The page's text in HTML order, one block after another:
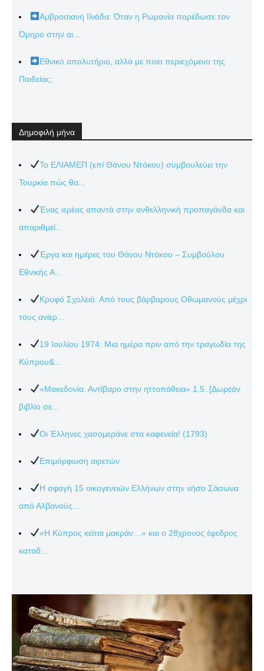
Αμβροσιανή Ιλιάδα: Όταν η Ρωμανία παρέδωσε τον
Όμηρο στην αι...
Εθνικό απολυτήριο, αλλά με ποιο περιεχόμενο της
Παιδείας;
Δημοφιλή μήνα
Το ΕΛΙΑΜΕΠ (επί Θάνου Ντόκου) συμβουλεύει την
Τουρκία πώς θα...
Ένας ιερέας απαντά στην ανθελληνική προπαγάνδα και
απαριθμεί...
Έργα και ημέρες του Θάνου Ντόκου – Συμβούλου
Εθνικής Α...
Κρυφό Σχολειό: Από τους βάρβαρους Οθωμανούς μέχρι
τους ανίερ...
19 Ιουλίου 1974: Μια ημέρα πριν από την τραγωδία της
Κύπρου&...
«Μακεδονία. Αντίβαρο στην ηττοπάθεια» 1.5. [Δωρεάν
βιβλίο σε...
Οι Έλληνες χασομεράνε στα καφενεία! (1793)
Επιμόρφωση αιρετών
Η σφαγή 15 οικογενειών Ελλήνων στην νήσο Σάσωνα
από Αλβανούς...
«Η Κύπρος κείται μακράν…» και ο 28χρονος έφεδρος
καταδ...